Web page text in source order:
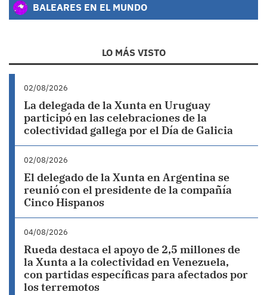
BALEARES EN EL MUNDO
LO MÁS VISTO
02/08/2026
La delegada de la Xunta en Uruguay
participó en las celebraciones de la
colectividad gallega por el Día de Galicia
02/08/2026
El delegado de la Xunta en Argentina se
reunió con el presidente de la compañía
Cinco Hispanos
04/08/2026
Rueda destaca el apoyo de 2,5 millones de
la Xunta a la colectividad en Venezuela,
con partidas específicas para afectados por
los terremotos